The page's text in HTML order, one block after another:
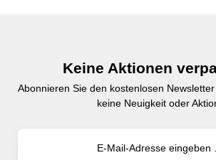
Keine Aktionen
Abonnieren Sie den kostenlosen
keine Neuigkeit oder